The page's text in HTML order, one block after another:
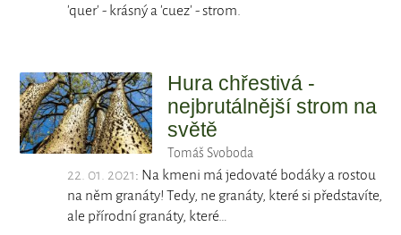
'quer' - krásný a 'cuez' - strom.
Hura chřestivá -
nejbrutálnější strom na
světě
Tomáš Svoboda
22. 01. 2021: Na kmeni má jedovaté bodáky a rostou
na něm granáty! Tedy, ne granáty, které si představíte,
ale přírodní granáty, které…